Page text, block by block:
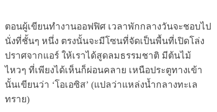
ตอนผู้เขียนทำงานออฟฟิศ เวลาพักกลางวันจะชอบไป
นั่งที่ชั้นๆ หนึ่ง ตรงนั้นจะมีโซนที่จัดเป็นพื้นที่เปิดโล่ง
ปราศจากแอร์ ให้เราได้สูดลมธรรมชาติ มีต้นไม้
ไหวๆ ที่เพียงได้เห็นก็ผ่อนคลาย เหนือประตูทางเข้า
นั้นเขียนว่า ‘โอเอซิส’ (แปลว่าแหล่งน้ำกลางทะเล
ทราย)